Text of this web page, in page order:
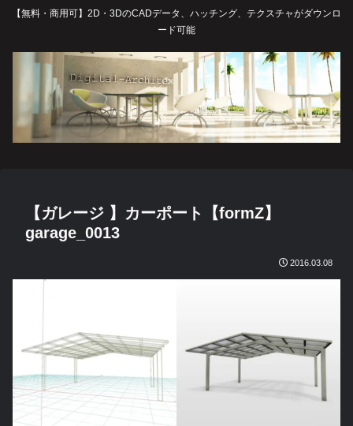
【無料・商用可】2D・3DのCADデータ、ハッチング、テクスチャがダウンロ
ード可能
【ガレージ 】カーポート【formZ】
garage_0013
2016.03.08